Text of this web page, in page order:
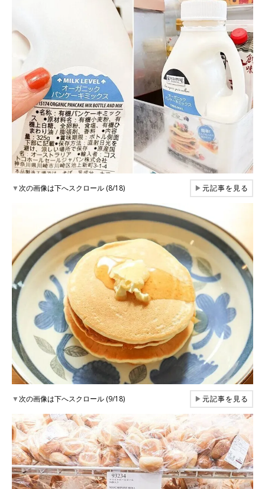
▼次の画像は下へスクロール (8/18) ▶元記事を見る
▼次の画像は下へスクロール (9/18) ▶元記事を見る